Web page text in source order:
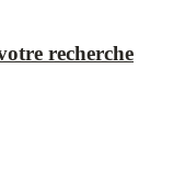
recherche